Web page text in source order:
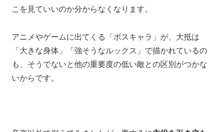
こを見ていいのか分からなくなります。
アニメやゲームに出てくる「ボスキャラ」が、大抵は
「大きな身体」「強そうなルックス」で描かれているの
も、そうでないと他の重要度の低い敵との区別がつかな
いからです。